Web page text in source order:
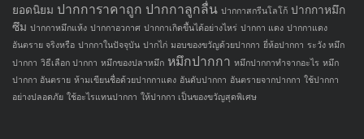
ยอดนิยม ปากการาคาถูก ปากกาลูกลื่น ปากกาสกรีนโลโก้ ปากกาหมึก
ซึม ปากกาหมึกแห้ง ปากกาอวกาศ ปากกาเกิดขึ้นได้อย่างไหร่ ปากกา แดง ปากกาแดง
อันตราย จริงหรือ ปากกาในปัจจุบัน ปากไก่ มอบของขวัญด้วยปากกา ยี่ห้อปากกา ระวัง หมึก
ปากกา วิธีเลือก ปากกา หมึกของปลาหมึก หมึกปากกา หมึกปากกาทำจากอะไร หมึก
ปากกา อันตราย ห้ามเขียนชื่อด้วยปากกาแดง อันดับปากกา อันตรายจากปากกา ใช้ปากกา
อย่างปลอดภัย ใช้อะไรแทนปากกา ให้ปากกา เป็นของขวัญสุดพิเศษ